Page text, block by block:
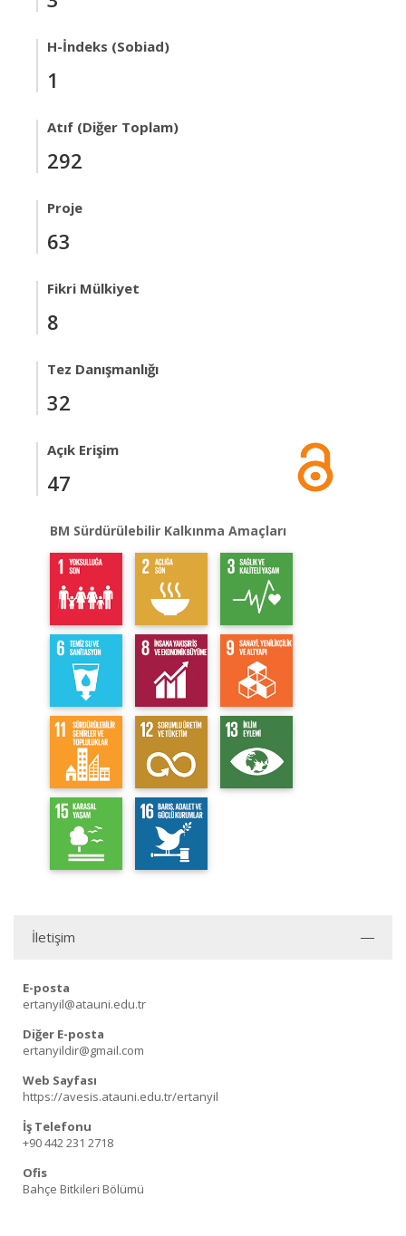
H-İndeks (Sobiad)
1
Atıf (Diğer Toplam)
292
Proje
63
Fikri Mülkiyet
8
Tez Danışmanlığı
32
Açık Erişim
47
BM Sürdürülebilir Kalkınma Amaçları
İletişim
E-posta
ertanyil@atauni.edu.tr
Diğer E-posta
ertanyildir@gmail.com
Web Sayfası
https://avesis.atauni.edu.tr/ertanyil
İş Telefonu
+90 442 231 2718
Ofis
Bahçe Bitkileri Bölümü